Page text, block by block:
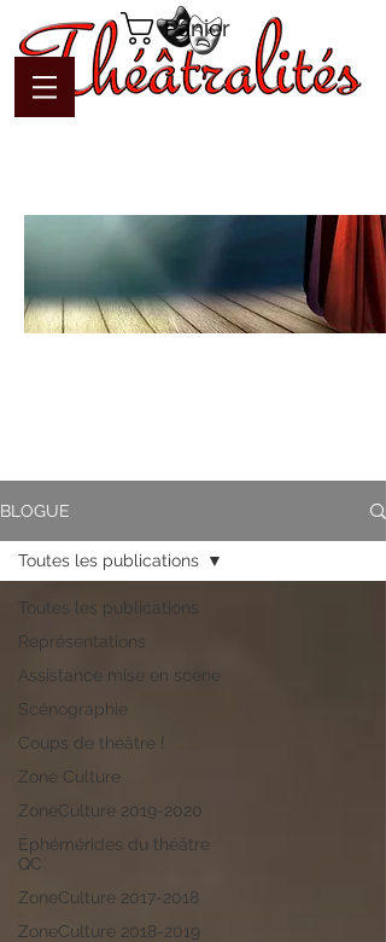
Panier
BLOGUE
Toutes les publications
Représentations
Assistance mise en scène
Scénographie
Coups de théâtre !
Zone Culture
ZoneCulture 2019-2020
Éphémérides du théâtre
QC
ZoneCulture 2017-2018
ZoneCulture 2018-2019
Toutes les publications